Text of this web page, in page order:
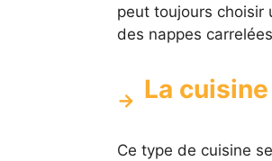
peut toujours choisir
des nappes
La
Ce type de cuisine